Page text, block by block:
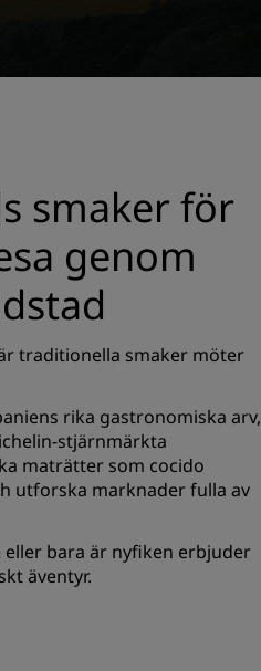
smaker för
genom
traditionella smaker möter
rika gastronomiska arv,
stjärnmärkta
maträtter som cocido
utforska marknader fulla av
bara är nyfiken erbjuder
äventyr.